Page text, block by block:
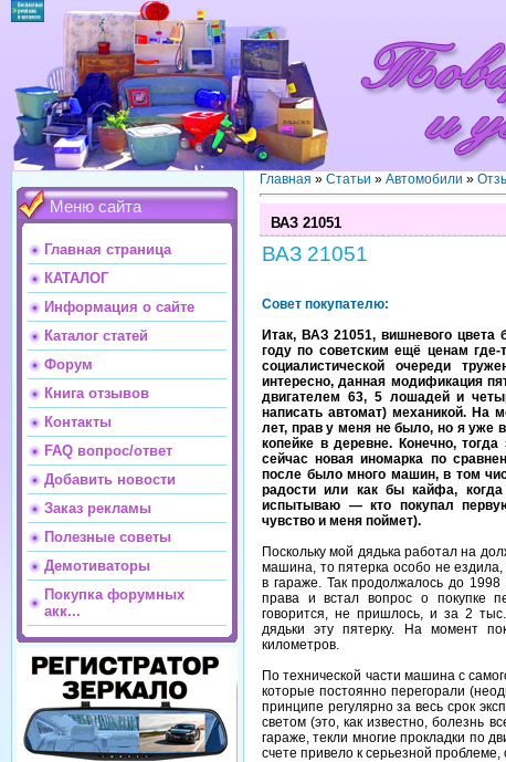
Меню сайта
Главная страница
КАТАЛОГ
Информация о сайте
Каталог статей
Форум
Книга отзывов
Контакты
FAQ вопрос/ответ
Добавить новости
Заказ рекламы
Полезные советы
Демотиваторы
Покупка форумных
акк...
Главная » Статьи » Автомобили »
ВАЗ 21051
ВАЗ 21051
Совет покупателю:
Итак, ВАЗ 21051, вишневого
году по советским ещё ценам
социалистической очереди
интересно, данная модификация
двигателем 63, 5 лошадей и
написать автомат) механикой. На
лет, прав у меня не было, но я уже
копейке в деревне. Конечно,
сейчас новая иномарка по
после было много машин, в том
радости или как бы кайфа,
испытываю — кто покупал
чувство и меня поймет).
Поскольку мой дядька работал на
машина, то пятерка особо не
в гараже. Так продолжалось до
права и встал вопрос о покупке
говорится, не пришлось, и за 2
дядьки эту пятерку. На момент
километров.
По технической части машина с
которые постоянно перегорали
принципе регулярно за весь срок
светом (это, как известно, болезнь
гараже, текли многие прокладки по
счете привело к серьезной проблеме,